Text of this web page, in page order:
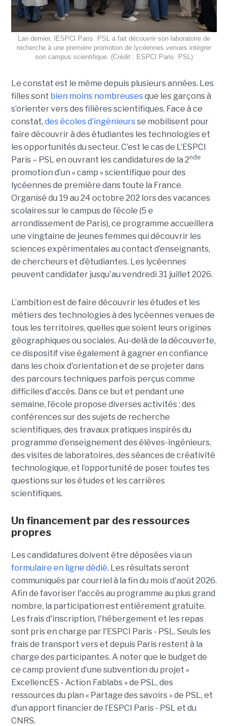
Lan dernier, lESPCI Paris  PSL a fait découvrir son laboratoire de
recherche à une première promotion de lycéennes venues intégrer
son campus scientifique. (Crédit : ESPCI Paris  PSL)
Le constat est le même depuis plusieurs années. Les
filles sont bien moins nombreusesque les garçons à
s’orienter vers des filières scientifiques. Face à ce
constat, des écoles d’ingénieursse mobilisent pour
faire découvrir à des étudiantes les technologies et
les opportunités du secteur. C’est le cas de L’ESPCI
Paris – PSL en ouvrant les candidatures de la 2nde
promotion d’un « camp » scientifique pour des
lycéennes de première dans toute la France.
Organisé du 19 au 24 octobre 202 lors des vacances
scolaires sur le campus de l’école (5 e
arrondissement de Paris), ce programme accueillera
une vingtaine de jeunes femmes qui découvrir les
sciences expérimentales au contact d’enseignants,
de chercheurs et d’étudiantes. Les lycéennes
peuvent candidater jusqu'au vendredi 31 juillet 2026.
L’ambition est de faire découvrir les études et les
métiers des technologies à des lycéennes venues de
tous les territoires, quelles que soient leurs origines
géographiques ou sociales. Au-delà de la découverte,
ce dispositif vise également à gagner en confiance
dans les choix d'orientation et de se projeter dans
des parcours techniques parfois perçus comme
difficiles d'accès. Dans ce but et pendant une
semaine, l’école propose diverses activités : des
conférences sur des sujets de recherche
scientifiques, des travaux pratiques inspirés du
programme d’enseignement des élèves-ingénieurs,
des visites de laboratoires, des séances de créativité
technologique, et l’opportunité de poser toutes tes
questions sur les études et les carrières
scientifiques.
Un financement par des ressources
propres
Les candidatures doivent être déposées via un
formulaire en ligne dédié. Les résultats seront
communiqués par courriel à la fin du mois d'août 2026.
Afin de favoriser l'accès au programme au plus grand
nombre, la participation est entièrement gratuite.
Les frais d'inscription, l'hébergement et les repas
sont pris en charge par l'ESPCI Paris - PSL. Seuls les
frais de transport vers et depuis Paris restent à la
charge des participantes. A noter que le budget de
ce camp provient d’une subvention du projet «
ExcellencES - Action Fablabs » de PSL, des
ressources du plan « Partage des savoirs » de PSL, et
d’un apport financier de l’ESPCI Paris - PSL et du
CNRS.